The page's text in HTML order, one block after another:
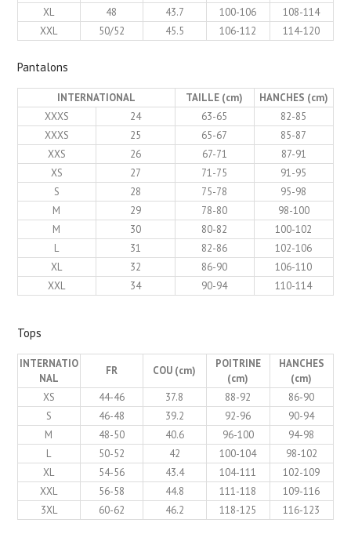
XL
48 43.7 100-106
108-114
XXL
50/52 45.5 106-112 114-120
Pantalons
INTERNATIONAL TAILLE (cm)
HANCHES (cm)
XXXS
24 63-65
82-85
XXXS
25 65-67
85-87
XXS
26 67-71
87-91
XS
27 71-75
91-95
S
28 75-78
95-98
M
29 78-80
98-100
M
30 80-82
100-102
L
31 82-86
102-106
XL
32 86-90
106-110
XXL
34 90-94 110-114
Tops
INTERNATIO
NAL
FR COU (cm)
POITRINE
(cm)
HANCHES
(cm)
XS
44-46 37.8 88-92
86-90
S
46-48 39.2 92-96
90-94
M
48-50 40.6 96-100
94-98
L
50-52 42 100-104
98-102
XL
54-56 43.4 104-111
102-109
XXL
56-58 44.8 111-118
109-116
3XL
60-62 46.2 118-125 116-123